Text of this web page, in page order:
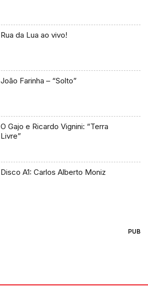
Rua da Lua ao vivo!
João Farinha – “Solto”
O Gajo e Ricardo Vignini: “Terra
Livre”
Disco A1: Carlos Alberto Moniz
PUB